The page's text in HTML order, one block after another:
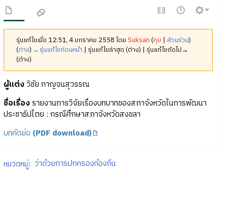
รุ่นแก้ไขเมื่อ 12:51, 4 มกราคม 2558 โดยSuksan (คุย | ส่วนร่วม)
(ต่าง) ←รุ่นแก้ไขก่อนหน้า | รุ่นแก้ไขล่าสุด (ต่าง) | รุ่นแก้ไขถัดไป→
(ต่าง)
ผู้แต่งวิชัย กาญจนสุวรรณ
ชื่อเรื่องรายงานการวิจัยเรื่องบทบาทของสภาจังหวัดในการพัฒนา
ประชาธิปไตย : กรณีศึกษาสภาจังหวัดสงขลา
บทคัดย่อ (PDF download)
หมวดหมู่: ว่าด้วยการปกครองท้องถิ่น